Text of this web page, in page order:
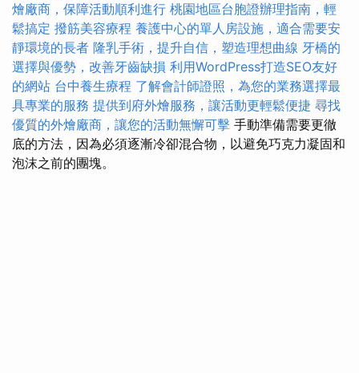
燴廠商，保障活動順利進行 桃園地區台胞證辦理指南，輕
鬆搞定 撥筋美容療程 養護中心的單人房設施，適合需要安
靜環境的長者 隆乳手術，提升自信，塑造理想曲線 牙橋的
選擇與優勢，改善牙齒缺損 利用WordPress打造SEO友好
的網站 台中養生療程 了解會計師證照，為您的業務選擇最
具專業的服務 提供到府外燴服務，讓活動更輕鬆便捷 尋找
優質的外燴廠商，讓您的活動無懈可擊 手動準備需要更徹
底的方法，因為必須逐漸冷卻混合物，以避免巧克力凝固和
泡沫之前的團塊。